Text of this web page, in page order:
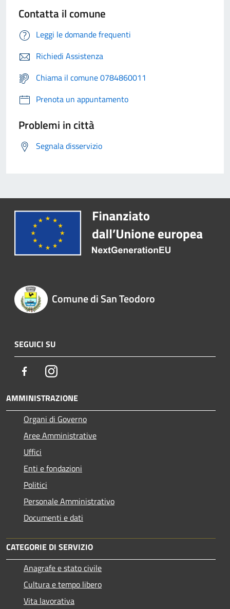
Contatta il comune
Leggi le domande frequenti
Richiedi Assistenza
Chiama il comune 0784860011
Prenota un appuntamento
Problemi in città
Segnala disservizio
Comune di San Teodoro
SEGUICI SU
FacebookInstagram
AMMINISTRAZIONE
Organi di Governo
Aree Amministrative
Uffici
Enti e fondazioni
Politici
Personale Amministrativo
Documenti e dati
CATEGORIE DI SERVIZIO
Anagrafe e stato civile
Cultura e tempo libero
Vita lavorativa